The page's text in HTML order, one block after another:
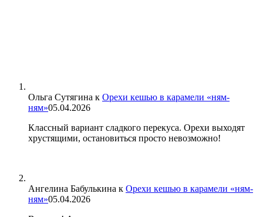
Ольга Сутягина к Орехи кешью в карамели «ням-
ням»05.04.2026
Классный вариант сладкого перекуса. Орехи выходят
хрустящими, остановиться просто невозможно!
Ангелина Бабулькина к Орехи кешью в карамели «ням-
ням»05.04.2026